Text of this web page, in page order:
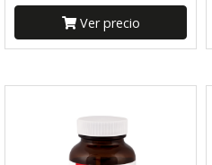
Ver precio